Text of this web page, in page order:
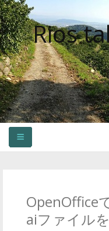
Rios
OLDER CONTENTS
OpenOffice
aiファイル